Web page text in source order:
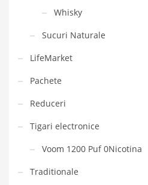
Whisky
Sucuri Naturale
LifeMarket
Pachete
Reduceri
Tigari electronice
Voom 1200 Puf 0Nicotina
Traditionale